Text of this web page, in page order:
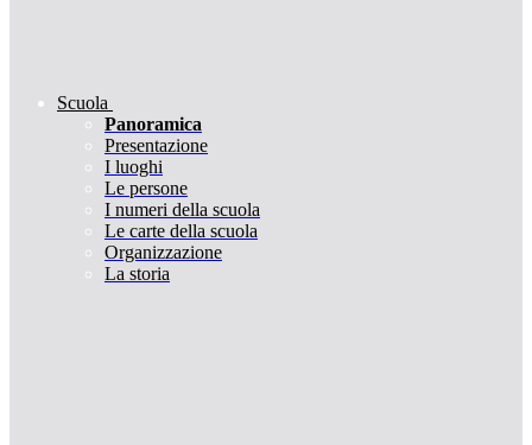
Scuola
Panoramica
Presentazione
I luoghi
Le persone
I numeri della scuola
Le carte della scuola
Organizzazione
La storia